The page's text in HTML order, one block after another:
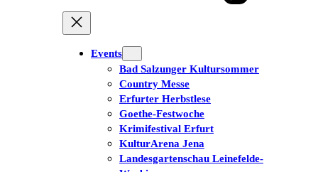
Events
Bad Salzunger Kultursommer
Country Messe
Erfurter Herbstlese
Goethe-Festwoche
Krimifestival Erfurt
KulturArena Jena
Landesgartenschau Leinefelde-
Tickets kaufen